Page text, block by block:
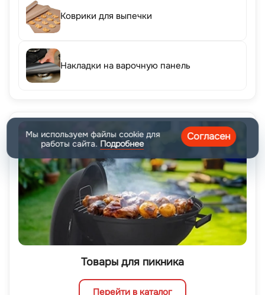
Коврики для выпечки
Накладки на варочную панель
Товары для пикника
Перейти в каталог
Мы используем файлы cookie для
работы сайта. Подробнее
Согласен